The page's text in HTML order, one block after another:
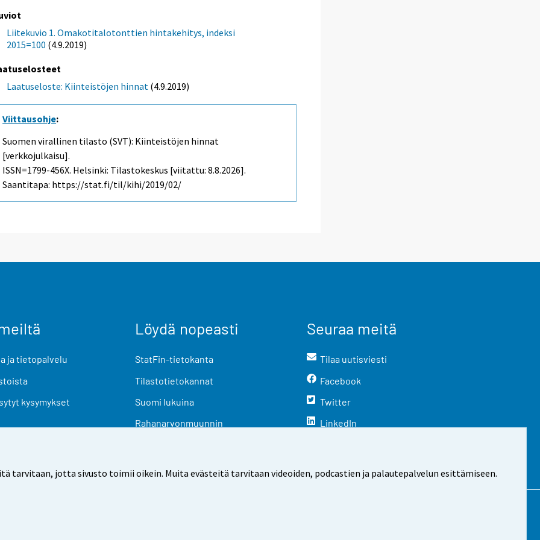
tarvitaan, jotta sivusto toimii oikein. Muita evästeitä tarvitaan videoiden, podcastien ja palautepalvelun esittämiseen.
Liitekuvio 1. Omakotitalotonttien hintakehitys, indeksi
2015=100 (4.9.2019)
Laatuseloste: Kiinteistöjen hinnat (4.9.2019)
Viittausohje:
Suomen virallinen tilasto (SVT): Kiinteistöjen hinnat
[verkkojulkaisu].
ISSN=1799-456X. Helsinki: Tilastokeskus [viitattu: 8.8.2026].
Saantitapa: https://stat.fi/til/kihi/2019/02/
ja tietopalvelu
kysymykset
Löydä nopeasti
StatFin-tietokanta
Tilastotietokannat
Suomi lukuina
Rahanarvonmuunnin
Seuraa meitä
Tilaa uutisviesti
Facebook
Twitter
LinkedIn